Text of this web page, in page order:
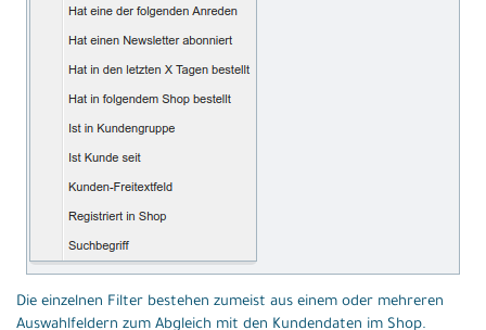
Die einzelnen Filter bestehen zumeist aus einem oder mehreren
Auswahlfeldern zum Abgleich mit den Kundendaten im Shop.